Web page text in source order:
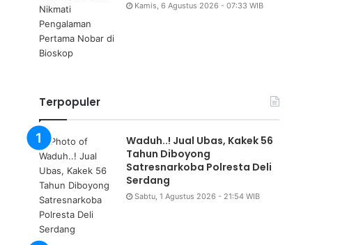
Kamis, 6 Agustus 2026 - 07:33 WIB
Terpopuler
Waduh..! Jual Ubas, Kakek 56
Tahun Diboyong
Satresnarkoba Polresta Deli
Serdang
Sabtu, 1 Agustus 2026 - 21:54 WIB